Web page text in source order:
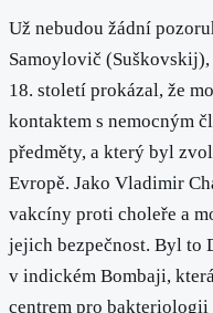
Už nebudou žádní
Samoylovič
18. století prokázal, že
kontaktem s nemocným
předměty, a který byl
Evropě. Jako Vladimir
vakcíny proti choleře a
jejich bezpečnost. Byl to
v indickém Bombaji,
centrem pro